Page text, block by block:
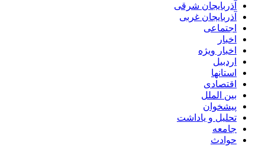
آذربایجان شرقی
آذربایجان غربی
اجتماعی
اخبار
اخبار ویژه
اردبیل
استانها
اقتصادی
بین الملل
پیشخوان
تحلیل و یاداشت
جامعه
حوادث